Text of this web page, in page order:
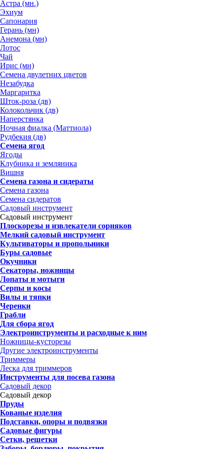
Астра (мн.)
Эхиум
Сапонария
Герань (мн)
Анемона (мн)
Лотос
Чай
Ирис (мн)
Семена двулетних цветов
Незабудка
Маргаритка
Шток-роза (дв)
Колокольчик (дв)
Наперстянка
Ночная фиалка (Маттиола)
Рудбекия (дв)
Семена ягод
Ягоды
Клубника и земляника
Вишня
Семена газона и сидераты
Семена газона
Семена сидератов
Садовый инструмент
Садовый инструмент
Плоскорезы и извлекатели сорняков
Мелкий садовый инструмент
Культиваторы и пропольники
Буры садовые
Окучники
Секаторы, ножницы
Лопаты и мотыги
Серпы и косы
Вилы и тяпки
Черенки
Грабли
Для сбора ягод
Электроинструменты и расходные к ним
Ножницы-кусторезы
Другие электроинструменты
Триммеры
Леска для триммеров
Инструменты для посева газона
Садовый декор
Садовый декор
Пруды
Кованые изделия
Подставки, опоры и подвязки
Садовые фигуры
Сетки, решетки